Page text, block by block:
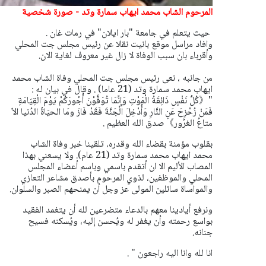
المرحوم الشاب محمد ايهاب سمارة وتد - صورة شخصية
حيث يتعلم في جامعة "بار ايلان" في رمات غان .
وافاد مراسل موقع بانيت نقلا عن رئيس مجلس جت المحلي
وأقرباء بان سبب الوفاة لا زال غير معروف لغاية الان.
من جانبه ، نعى رئيس مجلس جت المحلي وفاة الشاب محمد
ايهاب محمد سمارة وتد (21 عاما) . وقال في بيان له :
" 《كُلُّ نَفْسٍ ذَائِقَةُ الْمَوْتِ وَإِنَّمَا تُوَفَّوْنَ أُجُورَكُمْ يَوْمَ الْقِيَامَةِ
فَمَنْ زُحْزِحَ عَنِ النَّارِ وَأُدْخِلَ الْجَنَّةَ فَقَدْ فَازَ ومَا الحيَاةُ الدُنيا الاّ
متاعُ الغرُور》صدق الله العظيم .
بقلوب مؤمنة بقضاء الله وقدره، تلقينا خبر وفاة الشاب
محمد ايهاب محمد سمارة وتد (21 عام). ولا يسعني بهذا
المصاب الأليم الا ان أتقدم باسمي وباسم أعضاء المجلس
المحلي والموظفين، لذوي المرحوم بأصدق مشاعر التعازي
والمواساة سائلين المولى عز وجل أن يمنحهم الصبر والسلوان.
ونرفع أيادينا معهم بالدعاء متضرعين لله أن يتغمد الفقيد
بواسع رحمته وأن يغفر له ويُحسن إليه، ويُسكنه فسيح
جنانه.
انا لله وانا اليه راجعون " .